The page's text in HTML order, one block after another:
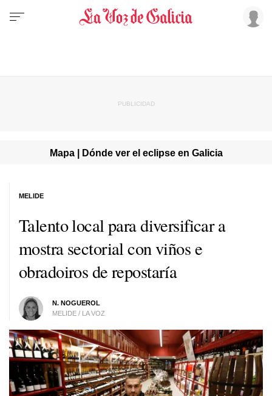
Mapa | Dónde ver el eclipse en Galicia
Talento local para diversificara
mostra sectorial con viñose
obradoiros de repostaría
N. NOGUEROL
MELIDE / LA VOZ
MELIDE